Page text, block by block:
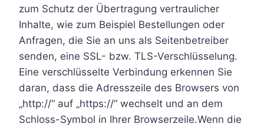
zum Schutz der Übertragung vertraulicher
Inhalte, wie zum Beispiel Bestellungen oder
Anfragen, die Sie an uns als Seitenbetreiber
senden, eine SSL- bzw. TLS-Verschlüsselung.
Eine verschlüsselte Verbindung erkennen Sie
daran, dass die Adresszeile des Browsers von
„http://“ auf „https://“ wechselt und an dem
Schloss-Symbol in Ihrer Browserzeile.Wenn die